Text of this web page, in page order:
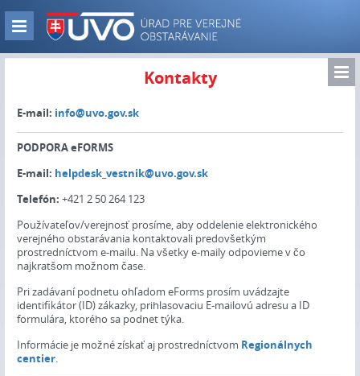
mainZobraz
navigáciu
Kontakty
E-mail: info@uvo.gov.sk
PODPORA eFORMS
E-mail: helpdesk_vestnik@uvo.gov.sk
Telefón: +421 2 50 264 123
Používateľov/verejnosť prosíme, aby oddelenie elektronického
verejného obstarávania kontaktovali predovšetkým
prostredníctvom e-mailu. Na všetky e-maily odpovieme v čo
najkratšom možnom čase.
Pri zadávaní podnetu ohľadom eForms prosím uvádzajte
identifikátor (ID) zákazky, prihlasovaciu E-mailovú adresu a ID
formulára, ktorého sa podnet týka.
Informácie je možné získať aj prostredníctvom Regionálnych
centier.